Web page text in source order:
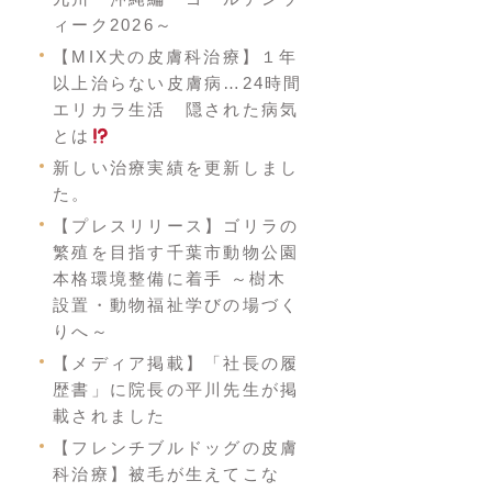
ィーク2026～
【MIX犬の皮膚科治療】１年
以上治らない皮膚病…24時間
エリカラ生活 隠された病気
とは
新しい治療実績を更新しまし
た。
【プレスリリース】ゴリラの
繁殖を目指す千葉市動物公園
本格環境整備に着手 ～樹木
設置・動物福祉学びの場づく
りへ～
【メディア掲載】「社長の履
歴書」に院長の平川先生が掲
載されました
【フレンチブルドッグの皮膚
科治療】被毛が生えてこな